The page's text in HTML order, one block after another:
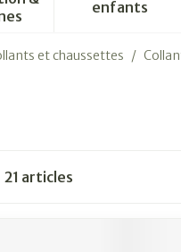
la catégorie
le sous-menu
enfantsAfficher
et chaussettes /
21 articles